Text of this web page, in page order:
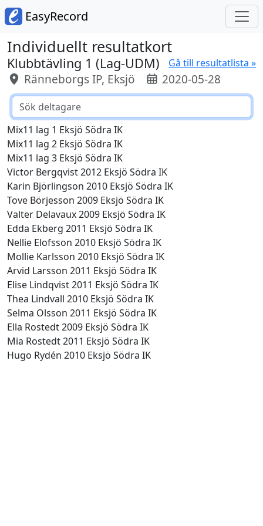
EasyRecord
Individuellt resultatkort
Gå till resultatlista »
Klubbtävling 1 (Lag-UDM)
Ränneborgs IP, Eksjö 2020-05-28
Mix11 lag 1 Eksjö Södra IK
Mix11 lag 2 Eksjö Södra IK
Mix11 lag 3 Eksjö Södra IK
Victor Bergqvist 2012 Eksjö Södra IK
Karin Björlingson 2010 Eksjö Södra IK
Tove Börjesson 2009 Eksjö Södra IK
Valter Delavaux 2009 Eksjö Södra IK
Edda Ekberg 2011 Eksjö Södra IK
Nellie Elofsson 2010 Eksjö Södra IK
Mollie Karlsson 2010 Eksjö Södra IK
Arvid Larsson 2011 Eksjö Södra IK
Elise Lindqvist 2011 Eksjö Södra IK
Thea Lindvall 2010 Eksjö Södra IK
Selma Olsson 2011 Eksjö Södra IK
Ella Rostedt 2009 Eksjö Södra IK
Mia Rostedt 2011 Eksjö Södra IK
Hugo Rydén 2010 Eksjö Södra IK